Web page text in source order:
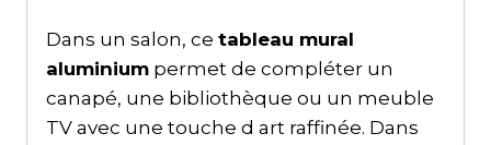
Dans un salon, ce tableau mural
aluminium permet de compléter un
canapé, une bibliothèque ou un meuble
TV avec une touche d art raffinée. Dans